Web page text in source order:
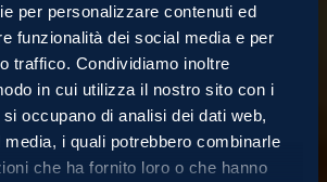
per personalizzare contenuti ed
funzionalità dei social media e per
traffico. Condividiamo inoltre
in cui utilizza il nostro sito con i
occupano di analisi dei dati web,
i quali potrebbero combinarle
che ha fornito loro o che hanno
Ricette